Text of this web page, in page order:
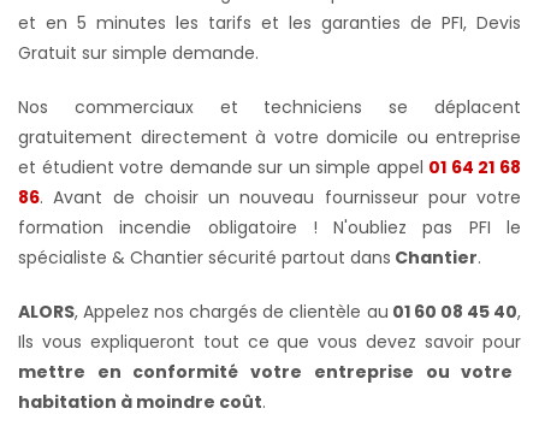
et en 5 minutes les tarifs et les garanties de PFI, Devis
Gratuit sur simple demande.
Nos commerciaux et techniciens se déplacent
gratuitement directement à votre domicile ou entreprise
et étudient votre demande sur un simple appel 01 64 21 68
86. Avant de choisir un nouveau fournisseur pour votre
formation incendie obligatoire ! N'oubliez pas PFI le
spécialiste & Chantier sécurité partout dans Chantier.
ALORS, Appelez nos chargés de clientèle au 01 60 08 45 40,
Ils vous expliqueront tout ce que vous devez savoir pour
mettre en conformité votre entreprise ou votre
habitation à moindre coût.